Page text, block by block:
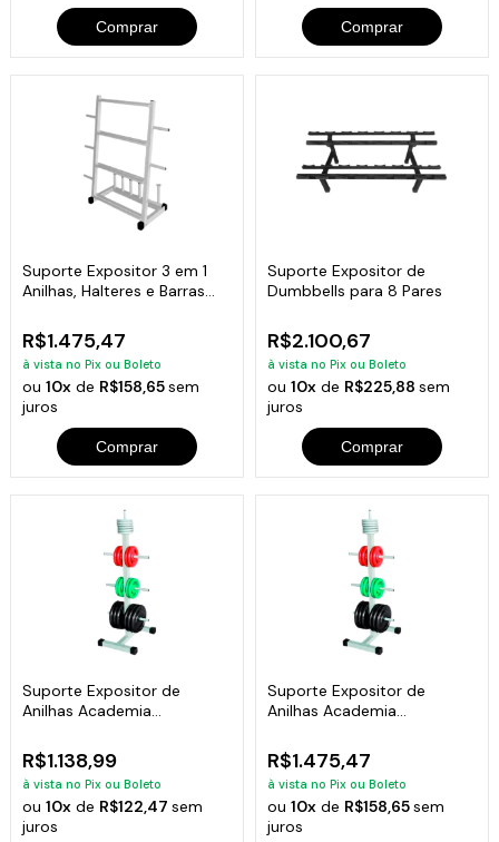
Comprar Comprar
Suporte Expositor 3 em 1
Anilhas, Halteres e Barras
R$1.475,47
à vista no Pix ou Boleto
ou10x de R$158,65sem
juros
Comprar
Suporte Expositor de
Dumbbells para 8 Pares
R$2.100,67
à vista no Pix ou Boleto
ou 10xde R$225,88 sem
juros
Comprar
Suporte Expositor de
Anilhas Academia
R$1.138,99
à vista no Pix ou Boleto
ou10x de R$122,47sem
juros
Suporte Expositor de
Anilhas Academia
R$1.475,47
à vista no Pix ou Boleto
ou 10xde R$158,65sem
juros